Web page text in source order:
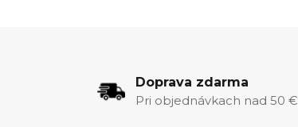
Doprava zdarma
Pri objednávkach nad 50 €